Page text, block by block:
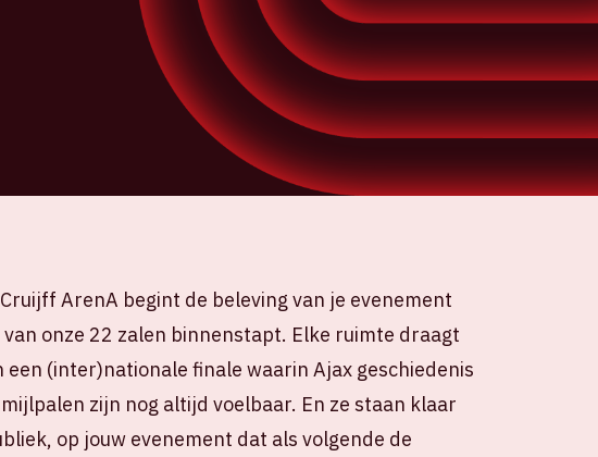
ArenA begint de beleving van je evenement
van onze 22 zalen binnenstapt. Elke ruimte draagt
een (inter)nationale finale waarin Ajax geschiedenis
zijn nog altijd voelbaar. En ze staan klaar
op jouw evenement dat als volgende de